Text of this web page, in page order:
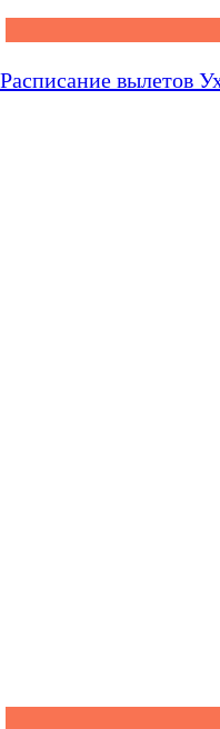
Расписание вылетов